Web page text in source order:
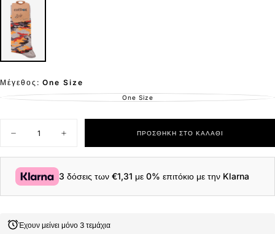
Μέγεθος: One Size
One Size
ΕΚΤΌΣ
Μείωση
για
ΑΝΔΡΙΚΕΣ
COTBOX
ONE
SIZE
Αύξηση
ποσότητας
για
ΑΝΔΡΙΚΕΣ
COTBOX
SIZE
ΠΡΟΣΘΉΚΗ ΣΤΟ ΚΑΛΆΘΙ
3 δόσεις των€1,31 με 0% επιτόκιο με την Klarna
Έχουν μείνει μόνο 3 τεμάχια